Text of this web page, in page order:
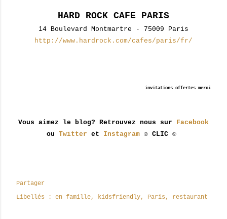
HARD ROCK CAFE PARIS
14 Boulevard Montmartre - 75009 Paris
http://www.hardrock.com/cafes/paris/fr/
invitations offertes merci
Vous aimez le blog? Retrouvez nous sur Facebook
ou Twitter et Instagram ☺ CLIC ☺
Partager
Libellés :
en famille kidsfriendly Paris restaurant